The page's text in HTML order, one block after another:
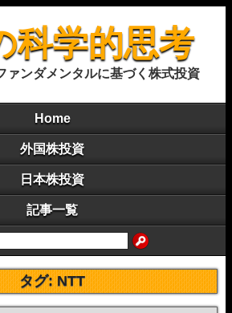
科学的思考
ァンダメンタルに基づく株式投資
Home
外国株投資
日本株投資
記事一覧
タグ:NTT